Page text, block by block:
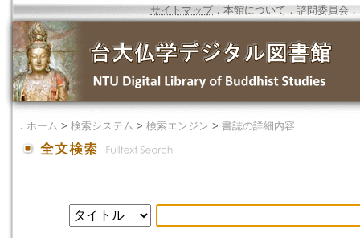
サイトマップ．本館について ． 諮問委員会 ．
． ホーム > 検索システム > 検索エンジン > 書誌の詳細内容